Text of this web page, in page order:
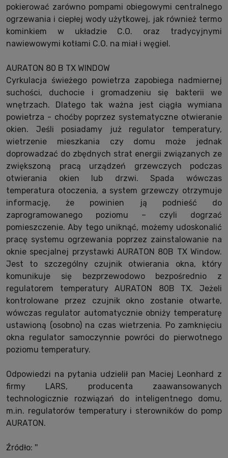
pokierować zarówno pompami obiegowymi centralnego
ogrzewania i ciepłej wody użytkowej, jak również termo
kominkiem w układzie C.O. oraz tradycyjnymi
nawiewowymi kotłami C.O. na miał i węgiel.
AURATON 80 B TX WINDOW
Cyrkulacja świeżego powietrza zapobiega nadmiernej
suchości, duchocie i gromadzeniu się bakterii we
wnętrzach. Dlatego tak ważna jest ciągła wymiana
powietrza - choćby poprzez systematyczne otwieranie
okien. Jeśli posiadamy już regulator temperatury,
wietrzenie mieszkania czy domu może jednak
doprowadzać do zbędnych strat energii związanych ze
zwiększoną pracą urządzeń grzewczych podczas
otwierania okien lub drzwi. Spada wówczas
temperatura otoczenia, a system grzewczy otrzymuje
informację, że powinien ją podnieść do
zaprogramowanego poziomu – czyli dogrzać
pomieszczenie. Aby tego uniknąć, możemy udoskonalić
pracę systemu ogrzewania poprzez zainstalowanie na
oknie specjalnej przystawki AURATON 80B TX Window.
Jest to szczególny czujnik otwierania okna, który
komunikuje się bezprzewodowo bezpośrednio z
regulatorem temperatury AURATON 80B TX. Jeżeli
kontrolowane przez czujnik okno zostanie otwarte,
wówczas regulator automatycznie obniży temperaturę
ustawioną (osobno) na czas wietrzenia. Po zamknięciu
okna regulator samoczynnie powróci do pierwotnego
poziomu temperatury.
Odpowiedzi na pytania udzielił pan Maciej Leonhard z
firmy LARS, producenta zaawansowanych
technologicznie rozwiązań do inteligentnego domu,
m.in. regulatorów temperatury i sterowników do pomp
AURATON.
Źródło: ''